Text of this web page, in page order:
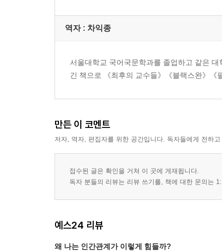
역자 : 차익종
서울대학교 국어국문학과를 졸업하고 같은
긴 책으로 《최후의 교수들》《블랙스완》
만든 이 코멘트
저자, 역자, 편집자를 위한 공간입니다. 독자들에게 전하
접수된 글은 확인을 거쳐 이 곳에 게재됩니다.
독자 분들의 리뷰는 리뷰 쓰기를, 책에 대한 문의는
예스24 리뷰
왜 나는 인간관계가 이렇게 힘들까?